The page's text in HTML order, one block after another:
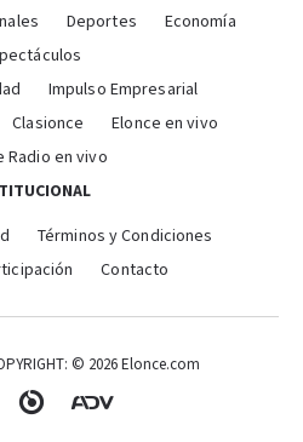
Deportes
Economía
Impulso Empresarial
Clasionce
Elonce en vivo
Radio en vivo
Términos y Condiciones
Contacto
© 2026 Elonce.com